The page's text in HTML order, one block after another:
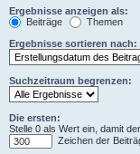
Ergebnisse anzeigen als:
Beiträge
Themen
Ergebnisse sortieren nach:
Suchzeitraum begrenzen:
Die ersten:
Stelle 0 als Wert ein, damit
Zeichen der